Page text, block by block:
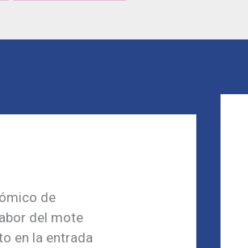
de
del mote
en la entrada